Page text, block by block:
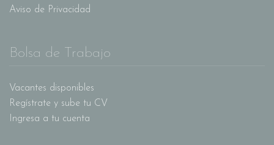
Aviso de Privacidad
Bolsa de Trabajo
Vacantes disponibles
Regístrate y sube tu CV
Ingresa a tu cuenta